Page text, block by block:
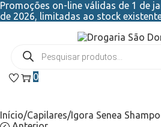
Promoções on-line válidas de 1 de
de 2026, limitadas ao stock
0
Início/Capilares/Igora Senea